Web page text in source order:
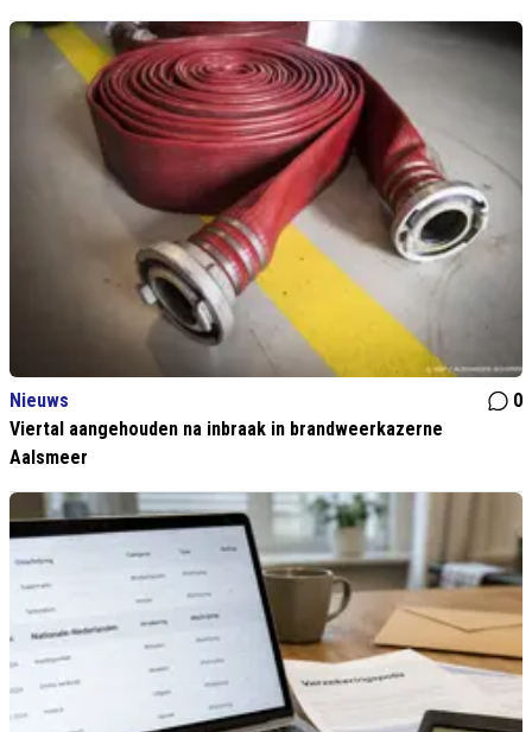
Nieuws
0
Viertal aangehouden na inbraak in brandweerkazerne
Aalsmeer